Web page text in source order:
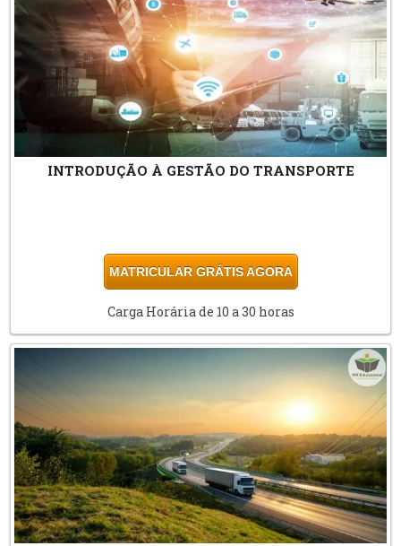
INTRODUÇÃO À GESTÃO DO TRANSPORTE
MATRICULAR GRÁTIS AGORA
Carga Horária de 10 a 30 horas